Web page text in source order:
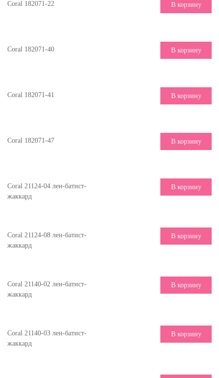
Coral 182071-22 В корзину
Coral 182071-40 В корзину
Coral 182071-41 В корзину
Coral 182071-47 В корзину
Coral 21124-04 лен-батист-
жаккард
В корзину
Coral 21124-08 лен-батист-
жаккард
В корзину
Coral 21140-02 лен-батист-
жаккард
В корзину
Coral 21140-03 лен-батист-
жаккард
В корзину